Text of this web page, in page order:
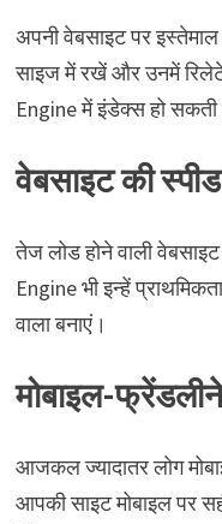
अपनी वेबसाइट पर
साइज में रखें और उनमें
Engine में इंडेक्स हो सकती
वेबसाइट की
तेज लोड होने वाली
Engine भी इन्हें
वाला बनाएं।
मोबाइल-
आजकल ज्यादातर लोग
आपकी साइट मोबाइल पर